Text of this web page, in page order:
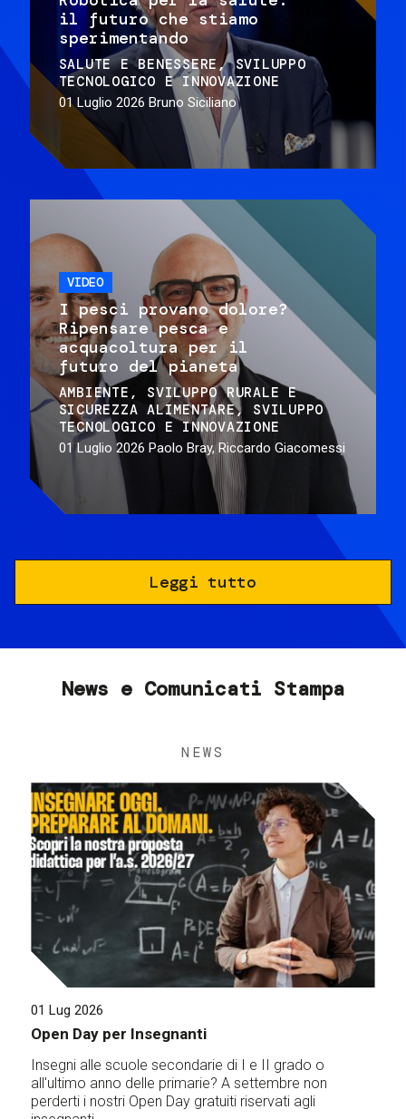
il futuro che stiamo
sperimentando
SALUTE E BENESSERE
SVILUPPO
TECNOLOGICO E INNOVAZIONE
01 Luglio 2026 Bruno Siciliano
VIDEO
I pesci provano dolore?
Ripensare pesca e
acquacoltura per il
futuro del pianeta
AMBIENTE
SVILUPPO RURALE E
SICUREZZA ALIMENTARE
SVILUPPO
TECNOLOGICO E INNOVAZIONE
01 Luglio 2026 Paolo Bray, Riccardo Giacomessi
Leggi tutto
News e Comunicati Stampa
NEWS
01 Lug 2026
Open Day per Insegnanti
Insegni alle scuole secondarie di I e II grado o
all'ultimo anno delle primarie? A settembre non
perderti i nostri Open Day gratuiti riservati agli